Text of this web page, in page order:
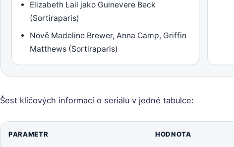
Elizabeth Lail jako Guinevere Beck
(Sortiraparis)
Nově Madeline Brewer, Anna Camp, Griffin
Matthews (Sortiraparis)
Šest klíčových informací o seriálu v jedné tabulce:
PARAMETR HODNOTA